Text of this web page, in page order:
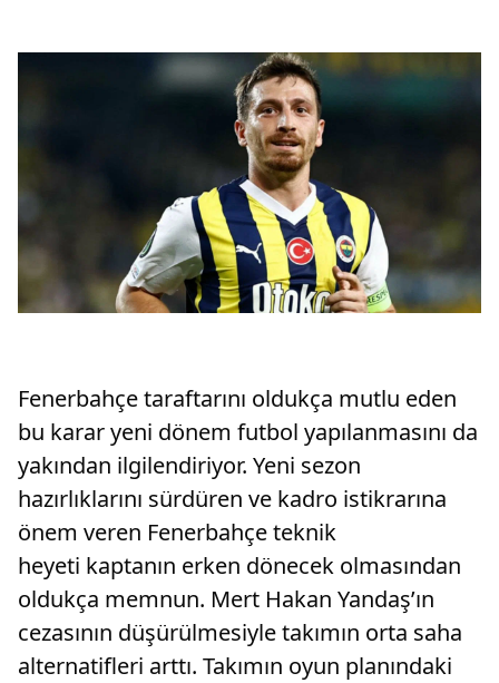
Fenerbahçe taraftarını oldukça mutlu eden
bu karar yeni dönem futbol yapılanmasını da
yakından ilgilendiriyor. Yeni sezon
hazırlıklarını sürdüren ve kadro istikrarına
önem veren Fenerbahçe teknik
heyeti kaptanın erken dönecek olmasından
oldukça memnun. Mert Hakan Yandaş’ın
cezasının düşürülmesiyle takımın orta saha
alternatifleri arttı. Takımın oyun planındaki